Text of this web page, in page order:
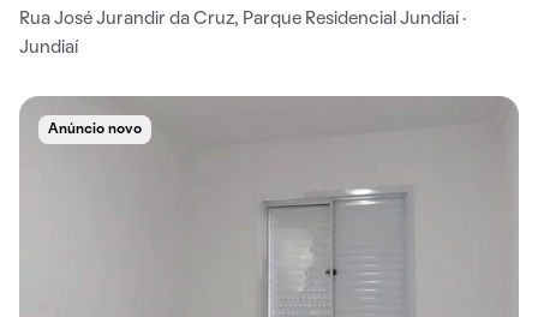
Rua José Jurandir da Cruz, Parque Residencial Jundiaí ·
Jundiaí
Anúncio novo